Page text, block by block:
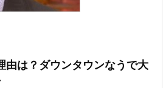
由は？ダウンタウンなうで大